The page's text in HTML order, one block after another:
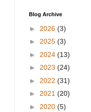
Blog Archive
► 2026 (3)
► 2025 (3)
► 2024 (13)
► 2023 (24)
► 2022 (31)
► 2021 (20)
► 2020 (5)